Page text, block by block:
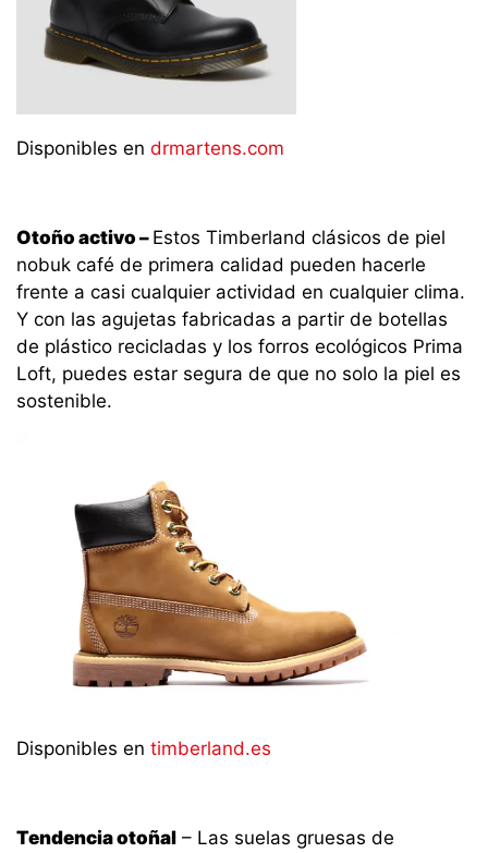
Disponibles en drmartens.com
Otoño activo – Estos Timberland clásicos de piel
nobuk café de primera calidad pueden hacerle
frente a casi cualquier actividad en cualquier clima.
Y con las agujetas fabricadas a partir de botellas
de plástico recicladas y los forros ecológicos Prima
Loft, puedes estar segura de que no solo la piel es
sostenible.
Disponibles en timberland.es
Tendencia otoñal – Las suelas gruesas de